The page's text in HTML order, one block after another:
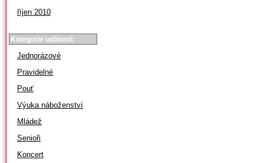
říjen 2010
Kategorie událostí:
Jednorázové
Pravidelné
Pouť
Výuka náboženství
Mládež
Senioři
Koncert